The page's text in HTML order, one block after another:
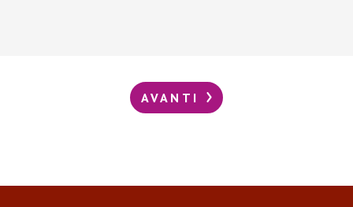
AVANTI